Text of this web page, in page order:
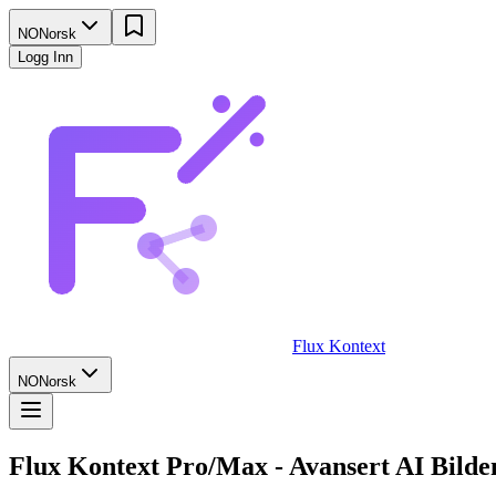
NONorsk
Logg Inn
Flux Kontext
NONorsk
Flux Kontext Pro/Max - Avansert AI